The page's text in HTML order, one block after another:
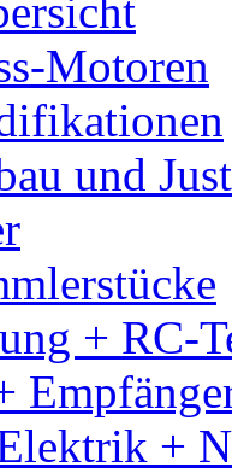
Motoren
und
+ RC-
+